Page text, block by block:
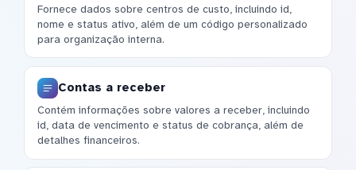
Fornece dados sobre centros de custo, incluindo id,
nome e status ativo, além de um código personalizado
para organização interna.
Contas a receber
Contém informações sobre valores a receber, incluindo
id, data de vencimento e status de cobrança, além de
detalhes financeiros.